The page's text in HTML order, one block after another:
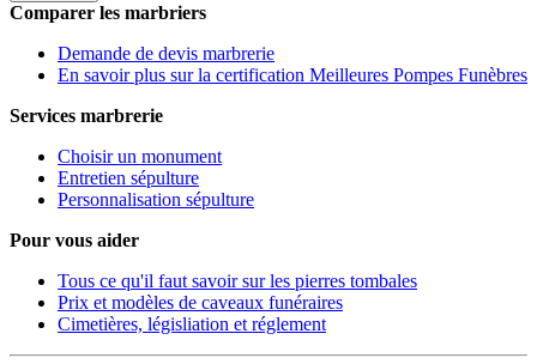
Comparer les marbriers
Demande de devis marbrerie
En savoir plus sur la certification Meilleures Pompes Funèbres
Services marbrerie
Choisir un monument
Entretien sépulture
Personnalisation sépulture
Pour vous aider
Tous ce qu'il faut savoir sur les pierres tombales
Prix et modèles de caveaux funéraires
Cimetières, législiation et réglement